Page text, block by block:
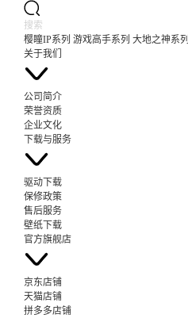
樱瞳IP系列 游戏高手系列 大地之神系列
关于我们
公司简介
荣誉资质
企业文化
下载与服务
驱动下载
保修政策
售后服务
壁纸下载
官方旗舰店
京东店铺
天猫店铺
拼多多店铺